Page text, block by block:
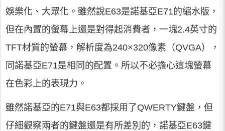
娛樂化、大眾化。雖然說E63是諾基亞E71的縮水版，
但在內置的螢幕上還是對得起消費者，一塊2.4英寸的
TFT材質的螢幕，解析度為240×320像素（QVGA），
同諾基亞E71是相同的配置。所以不必擔心這塊螢幕
在色彩上的表現力。
雖然諾基亞的E71與E63都採用了QWERTY鍵盤，但
仔細觀察兩者的鍵盤還是有所差別的，諾基亞E63鍵